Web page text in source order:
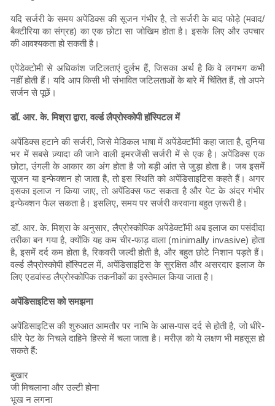
यदि सर्जरी के समय अपेंडिक्स की सूजन गंभीर है, तो सर्जरी के बाद फोड़े (मवाद/
बैक्टीरिया का संग्रह) का एक छोटा सा जोखिम होता है। इसके लिए और उपचार
की आवश्यकता हो सकती है।
एपेंडेक्टोमी से अधिकांश जटिलताएं दुर्लभ हैं, जिसका अर्थ है कि वे लगभग कभी
नहीं होती हैं। यदि आप किसी भी संभावित जटिलताओं के बारे में चिंतित हैं, तो अपने
सर्जन से पूछें।
डॉ. आर. के. मिश्रा द्वारा, वर्ल्ड लैप्रोस्कोपी हॉस्पिटल में
अपेंडिक्स हटाने की सर्जरी, जिसे मेडिकल भाषा में अपेंडेक्टॉमी कहा जाता है, दुनिया
भर में सबसे ज़्यादा की जाने वाली इमरजेंसी सर्जरी में से एक है। अपेंडिक्स एक
छोटा, उंगली के आकार का अंग होता है जो बड़ी आंत से जुड़ा होता है। जब इसमें
सूजन या इन्फेक्शन हो जाता है, तो इस स्थिति को अपेंडिसाइटिस कहते हैं। अगर
इसका इलाज न किया जाए, तो अपेंडिक्स फट सकता है और पेट के अंदर गंभीर
इन्फेक्शन फैल सकता है। इसलिए, समय पर सर्जरी करवाना बहुत ज़रूरी है।
डॉ. आर. के. मिश्रा के अनुसार, लैप्रोस्कोपिक अपेंडेक्टॉमी अब इलाज का पसंदीदा
तरीका बन गया है, क्योंकि यह कम चीर-फाड़ वाला (minimally invasive) होता
है, इसमें दर्द कम होता है, रिकवरी जल्दी होती है, और बहुत छोटे निशान पड़ते हैं।
वर्ल्ड लैप्रोस्कोपी हॉस्पिटल में, अपेंडिसाइटिस के सुरक्षित और असरदार इलाज के
लिए एडवांस्ड लैप्रोस्कोपिक तकनीकों का इस्तेमाल किया जाता है।
अपेंडिसाइटिस को समझना
अपेंडिसाइटिस की शुरुआत आमतौर पर नाभि के आस-पास दर्द से होती है, जो धीरे-
धीरे पेट के निचले दाहिने हिस्से में चला जाता है। मरीज़ को ये लक्षण भी महसूस हो
सकते हैं:
बुखार
जी मिचलाना और उल्टी होना
भूख न लगना